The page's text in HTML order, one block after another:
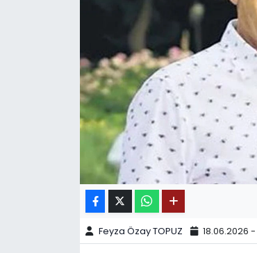
Feyza Özay TOPUZ 18.06.2026 -
11:11 MANŞET